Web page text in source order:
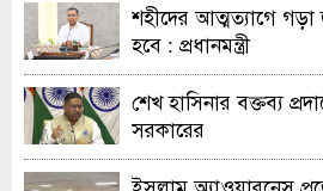
শহীদের আত্মত্যাগে
হবে : প্রধানমন্ত্রী
শেখ হাসিনার বক্তব্য
সরকারের